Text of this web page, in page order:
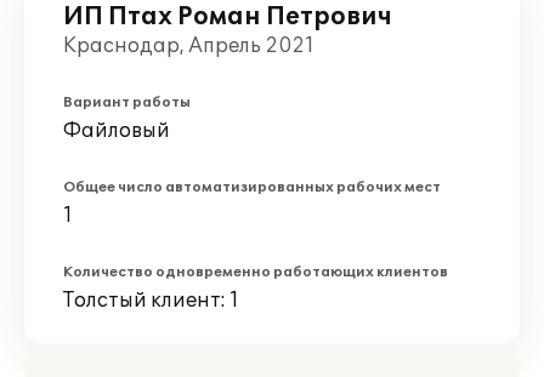
ИП Птах Роман Петрович
Краснодар, Апрель 2021
Вариант работы
Файловый
Общее число автоматизированных рабочих мест
1
Количество одновременно работающих клиентов
Толстый клиент: 1